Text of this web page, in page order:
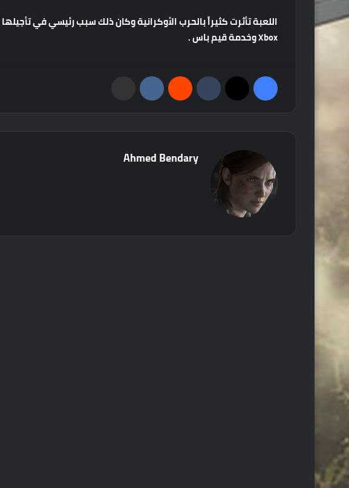
اللعبةتأثرتكثيراًبالحربالأوكرانيةوكانذلكسببرئيسيفيتأجيلها
Xboxوخدمةقيمباس.
Ahmed Bendary